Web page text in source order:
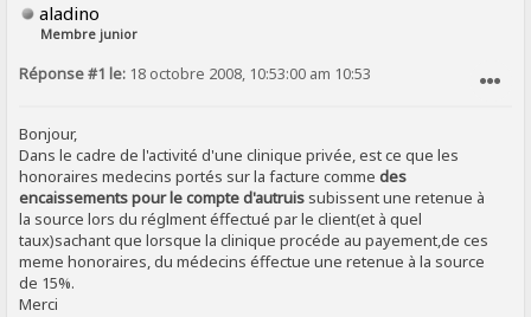
aladino
Membre junior
Réponse #1 le: 18 octobre 2008, 10:53:00 am 10:53
Bonjour,
Dans le cadre de l'activité d'une clinique privée, est ce que les
honoraires medecins portés sur la facture commedes
encaissements pour le compte d'autruis subissent une retenue à
la source lors du réglment éffectué par le client(et à quel
taux)sachant que lorsque la clinique procéde au payement,de ces
meme honoraires, du médecins éffectue une retenue à la source
de 15%.
Merci